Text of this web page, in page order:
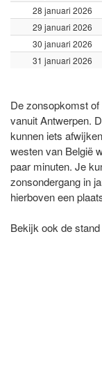
28 januari 2026
29 januari 2026
30 januari 2026
31 januari 2026
De zonsopkomst
vanuit Antwerpen.
kunnen iets
westen van België
paar minuten. Je
zonsondergang in
hierboven een
Bekijk ook de